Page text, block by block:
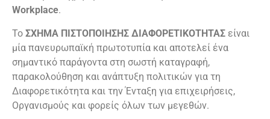
Workplace.
Το ΣΧΗΜΑ ΠΙΣΤΟΠΟΙΗΣΗΣ ΔΙΑΦΟΡΕΤΙΚΟΤΗΤΑΣ είναι
μία πανευρωπαϊκή πρωτοτυπία και αποτελεί ένα
σημαντικό παράγοντα στη σωστή καταγραφή,
παρακολούθηση και ανάπτυξη πολιτικών για τη
Διαφορετικότητα και την Ένταξη για επιχειρήσεις,
Οργανισμούς και φορείς όλων των μεγεθών.